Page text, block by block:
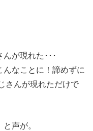
が現れた･･･
なことに！諦めずに
さんが現れただけで
と声が。